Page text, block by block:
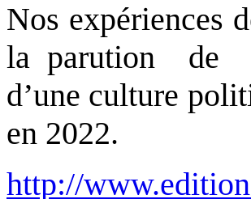
Nos expériences
la parution de
d’une culture
en 2022.
http://